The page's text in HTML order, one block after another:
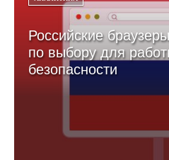
Российские
по выбору для
безопасности